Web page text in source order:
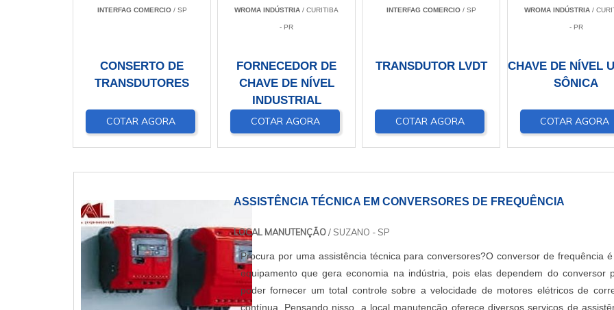
INTERFAG COMERCIO/ SP
CONSERTO DE
TRANSDUTORES
COTAR AGORA
WROMA INDÚSTRIA / CURITIBA
- PR
FORNECEDOR DE
CHAVE DE NÍVEL
INDUSTRIAL
COTAR AGORA
INTERFAG COMERCIO/ SP
TRANSDUTOR LVDT
COTAR AGORA
WROMA INDÚSTRIA/
- PR
CHAVE DE NÍVEL
SÔNICA
COTAR AGORA
ASSISTÊNCIA TÉCNICA EM CONVERSORES DE FREQUÊNCIA
LOCAL MANUTENÇÃO/ SUZANO - SP
Procura por uma assistência técnica para conversores?O conversor de frequência
equipamento que gera economia na indústria, pois elas dependem do conversor
poder fornecer um total controle sobre a velocidade de motores elétricos de
contínua. Pensando nisso, a local manutenção oferece diversos serviços de